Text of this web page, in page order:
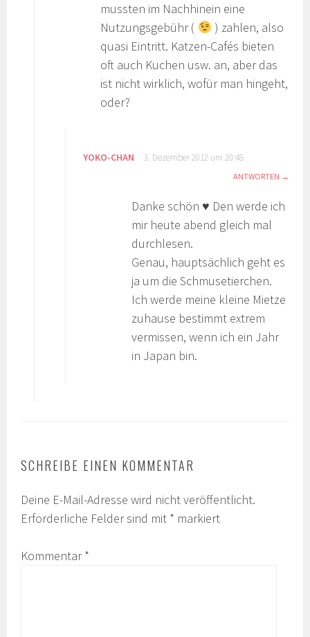
mussten im Nachhinein eine
Nutzungsgebühr (
) zahlen, also
quasi Eintritt. Katzen-Cafés bieten
oft auch Kuchen usw. an, aber das
ist nicht wirklich, wofür man hingeht,
oder?
YOKO-CHAN 3. Dezember 2012 um 20:48
ANTWORTEN
Danke schön ♥ Den werde ich
mir heute abend gleich mal
durchlesen.
Genau, hauptsächlich geht es
ja um die Schmusetierchen.
Ich werde meine kleine Mietze
zuhause bestimmt extrem
vermissen, wenn ich ein Jahr
in Japan bin.
SCHREIBE EINEN KOMMENTAR
Deine E-Mail-Adresse wird nicht veröffentlicht.
Erforderliche Felder sind mit * markiert
Kommentar*